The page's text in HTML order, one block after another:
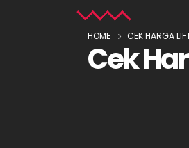
HOME CEK HARGA
Cek